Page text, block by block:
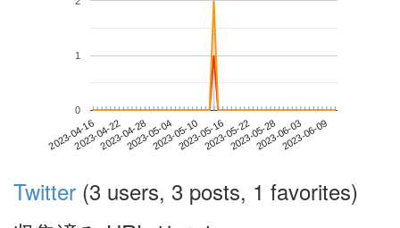
2023-04-162023-04-222023-04-282023-05-042023-05-102023-05-162023-05-222023-05-282023-06-032023-06-09
0
1
Twitter (3 users, 3 posts, 1 favorites)